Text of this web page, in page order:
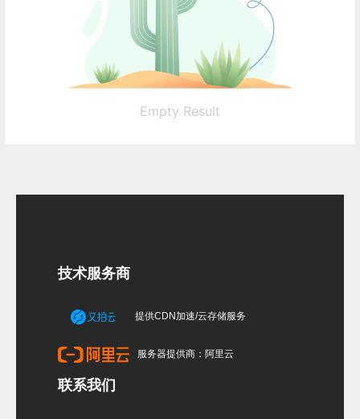
Empty Result
技术服务商
提供CDN加速/云存储服务
服务器提供商：阿里云
联系我们